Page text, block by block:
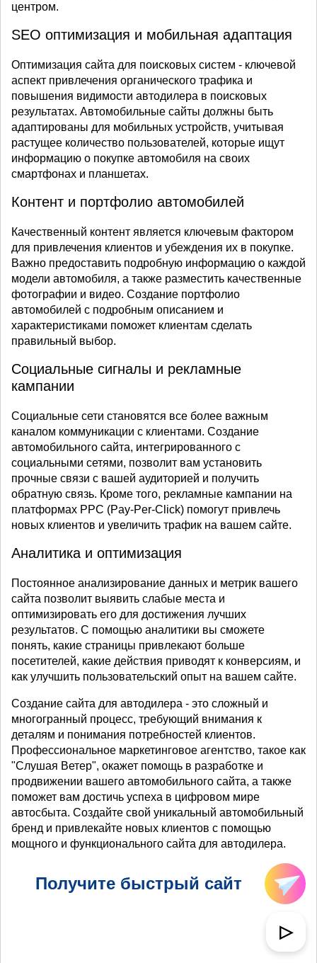
центром.
SEO оптимизация и мобильная адаптация
Оптимизация сайта для поисковых систем - ключевой
аспект привлечения органического трафика и
повышения видимости автодилера в поисковых
результатах. Автомобильные сайты должны быть
адаптированы для мобильных устройств, учитывая
растущее количество пользователей, которые ищут
информацию о покупке автомобиля на своих
смартфонах и планшетах.
Контент и портфолио автомобилей
Качественный контент является ключевым фактором
для привлечения клиентов и убеждения их в покупке.
Важно предоставить подробную информацию о каждой
модели автомобиля, а также разместить качественные
фотографии и видео. Создание портфолио
автомобилей с подробным описанием и
характеристиками поможет клиентам сделать
правильный выбор.
Социальные сигналы и рекламные
кампании
Социальные сети становятся все более важным
каналом коммуникации с клиентами. Создание
автомобильного сайта, интегрированного с
социальными сетями, позволит вам установить
прочные связи с вашей аудиторией и получить
обратную связь. Кроме того, рекламные кампании на
платформах PPC (Pay-Per-Click) помогут привлечь
новых клиентов и увеличить трафик на вашем сайте.
Аналитика и оптимизация
Постоянное анализирование данных и метрик вашего
сайта позволит выявить слабые места и
оптимизировать его для достижения лучших
результатов. С помощью аналитики вы сможете
понять, какие страницы привлекают больше
посетителей, какие действия приводят к конверсиям, и
как улучшить пользовательский опыт на вашем сайте.
Создание сайта для автодилера - это сложный и
многогранный процесс, требующий внимания к
деталям и понимания потребностей клиентов.
Профессиональное маркетинговое агентство, такое как
"Слушая Ветер", окажет помощь в разработке и
продвижении вашего автомобильного сайта, а также
поможет вам достичь успеха в цифровом мире
автосбыта. Создайте свой уникальный автомобильный
бренд и привлекайте новых клиентов с помощью
мощного и функционального сайта для автодилера.
Получите быстрый сайт
▷